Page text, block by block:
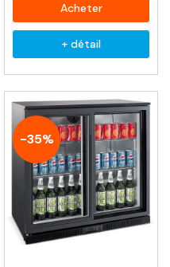
Acheter
+ détail
-35%